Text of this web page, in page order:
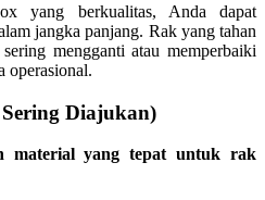
yang berkualitas, Anda dapat
jangka panjang. Rak yang tahan
mengganti atau memperbaiki
operasional.
Diajukan)
material yang tepat untuk rak